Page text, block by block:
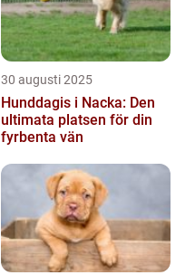
30 augusti 2025
Hunddagis i Nacka: Den
ultimata platsen för din
fyrbenta vän